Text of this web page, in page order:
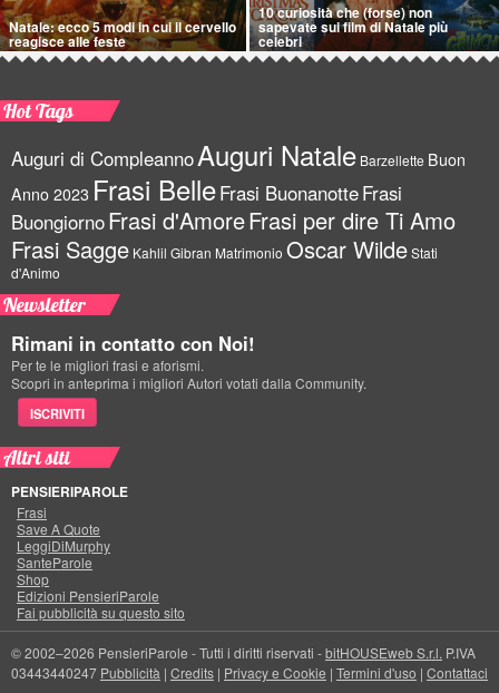
Natale: ecco 5 modi in cui il cervello
reagisce alle feste
10 curiosità che (forse) non
sapevate sui film di Natale più
celebri
Hot Tags
Auguri di CompleannoAuguri Natale Barzellette Buon
Anno 2023 Frasi BelleFrasi BuonanotteFrasi
BuongiornoFrasi d'AmoreFrasi per dire Ti Amo
Frasi Sagge Kahlil Gibran Matrimonio Oscar WildeStati
d'Animo
Newsletter
Rimani in contatto con Noi!
Per te le migliori frasi e aforismi.
Scopri in anteprima i migliori Autori votati dalla Community.
ISCRIVITI
Altri siti
PENSIERIPAROLE
Frasi
Save A Quote
LeggiDiMurphy
SanteParole
Shop
Edizioni PensieriParole
Fai pubblicità su questo sito
© 2002–2026 PensieriParole - Tutti i diritti riservati -bitHOUSEweb S.r.l. P.IVA
03443440247 Pubblicità | Credits | Privacy e Cookie | Termini d'uso | Contattaci